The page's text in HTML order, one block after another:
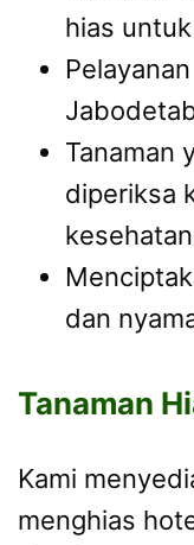
hias
Tanaman
diperiksa
dan
Tanaman
Kami
menghias